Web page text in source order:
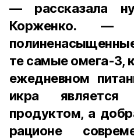
— рассказала
Корженко. —
те самые омега-3,
ежедневном
икра является
продуктом, а
рационе